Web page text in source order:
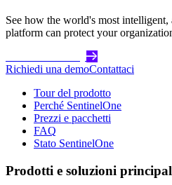
See how the world's most
platform can protect your
Richiedi una demoContattaci
Tour del prodotto
Perché SentinelOne
Prezzi e pacchetti
FAQ
Stato SentinelOne
Prodotti e soluzioni